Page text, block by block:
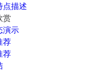
点描述
赏
演示
荐
荐